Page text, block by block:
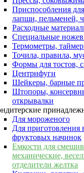
Приспособления
лапши, пельменей,
Расходные
Специальные
Термометры,
Точила, правила,
Формы для тостов,
Центрифуги
Шейкеры, барные
Штопоры,
открывалки
Для мороженого
Для приготовления
фруктовых начинок
Емкости для
механические,
отделители желтка